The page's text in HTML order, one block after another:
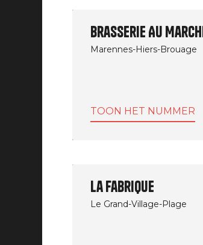
Brasserie Au
Marennes-Hiers-Brouage
TOON HET NUMMER
La Fabrique
Le Grand-Village-Plage